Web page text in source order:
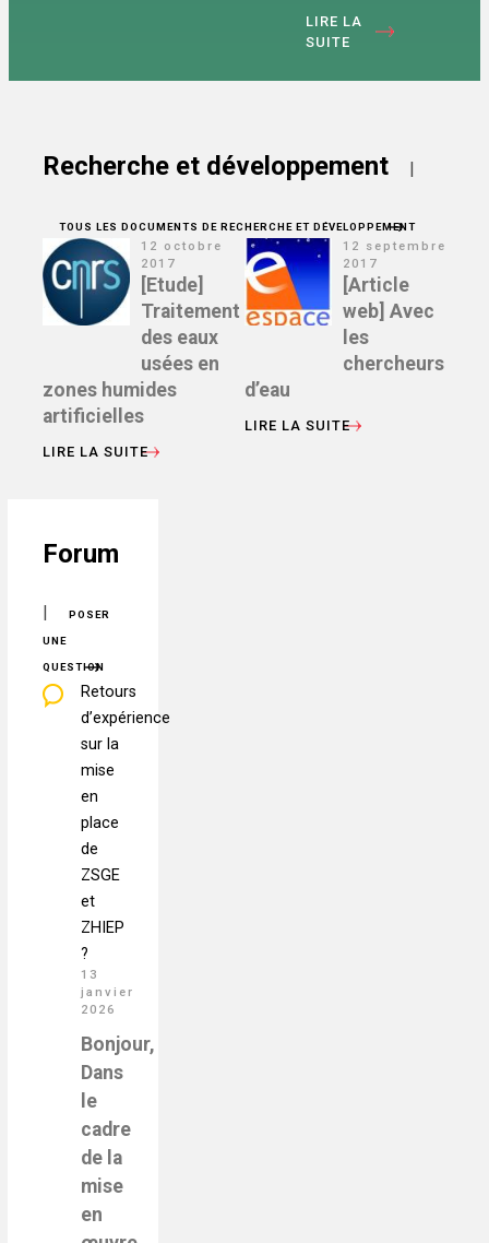
LIRE LA
SUITE
Recherche et développement
TOUS LES DOCUMENTS DE RECHERCHE ET DÉVELOPPEMENT
12 octobre
2017
[Etude]
Traitement
des eaux
usées en
zones humides
artificielles
LIRE LA SUITE
12 septembre
2017
[Article
web] Avec
les
chercheurs
d’eau
LIRE LA SUITE
Forum
POSER
UNE
QUESTION
Retours
d’expérience
sur la
mise
en
place
de
ZSGE
et
ZHIEP
?
13
janvier
2026
Bonjour,
Dans
le
cadre
de la
mise
en